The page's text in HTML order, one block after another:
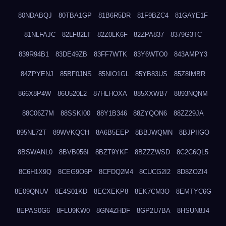
80NDABQJ 80TBA1GP 81B6R5DR 81F9BZC4 81GAYE1F
81NLFAJC 82LF82LT 82Z0LK6F 82ZPA837 8379G3TC
839R94B1 83DE49ZB 83FF7WTK 83Y6WTO0 843AMPY3
84ZPYENJ 85BF0JNS 85NIO1GL 85YB83US 85Z8IMBR
866X8P4W 86U520L2 87HLHOXA 885XXWB7 8893NQNM
88C06Z7M 88SSKI00 88Y1B346 88ZYQON6 88ZZ29JA
895NL72T 89WVKQCH 8A6B5EEP 8BBJWQMN 8BJPIIGO
8BSWANL0 8BVB056I 8BZT9YKF 8BZZZWSD 8C2C6QL5
8C6H1X9Q 8CEG9O6P 8CFDQ2M4 8CUCG2I2 8D8ZOZI4
8E09QNUV 8E4S01KD 8ECXEKP8 8EK7CM3O 8EMTYC6G
8EPAS0G6 8FLU9KW0 8GN4ZHDF 8GP2U7BA 8HSUN8J4